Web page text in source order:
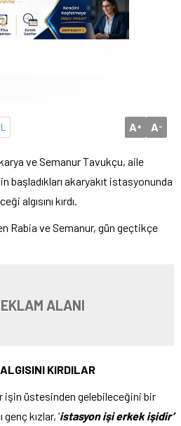
A+ A-
ve Semanur Tavukçu, aile
başladıkları akaryakıt istasyonunda
algısını kırdı.
Rabia ve Semanur, gün geçtikçe
ALANI
ALGISINI KIRDILAR
işin üstesinden gelebileceğini bir
kızlar, ‘istasyon işi erkek işidir’